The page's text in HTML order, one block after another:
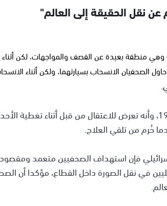
نقل الحقيقة إلى العالم"
منطقة بعيدة عن القصف والمواجهات، لكن
الصحفيان الانسحاب بسيارتهما، ولكن أثناء
وأشار إلى أن الصحفي إسماعيل الغول من مواليد 1995، وأنه تعرض للاعتقال من
حُرم من تلقي العلاج.
فإن استهداف الصحفيين متعمد
في نقل الصورة داخل القطاع، مؤكدا أن